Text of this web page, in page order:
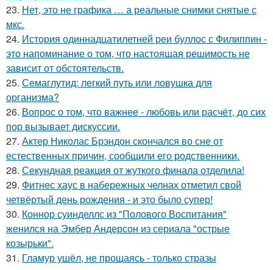
23. Нет, это не графика … а реальные снимки снятые с
мкс.
24. История одиннадцатилетней реи буллос с Филиппин -
это напоминание о том, что настоящая решимость не
зависит от обстоятельств.
25. Семаглутид: легкий путь или ловушка для
организма?
26. Вопрос о том, что важнее - любовь или расчёт, до сих
пор вызывает дискуссии.
27. Актер Николас Брэндон скончался во сне от
естественных причин, сообщили его родственники.
28. Секундная реакция от жуткого финала отделила!
29. Фитнес хаус в набережных челнах отметил свой
четвёртый день рождения - и это было супер!
30. Коннор суинделлс из "Полового Воспитания"
женился на Эмбер Андерсон из сериала "острые
козырьки".
31. Гламур ушёл, не прощаясь - только стразы